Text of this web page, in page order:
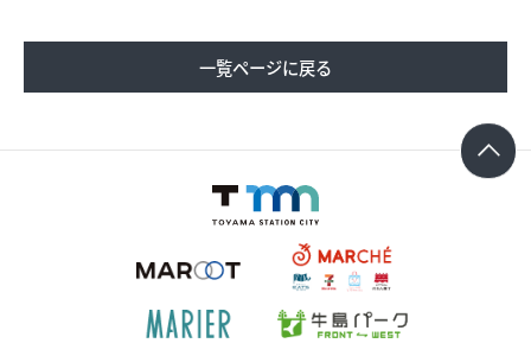
ショップリスト
プロフィール
一覧ページに戻る